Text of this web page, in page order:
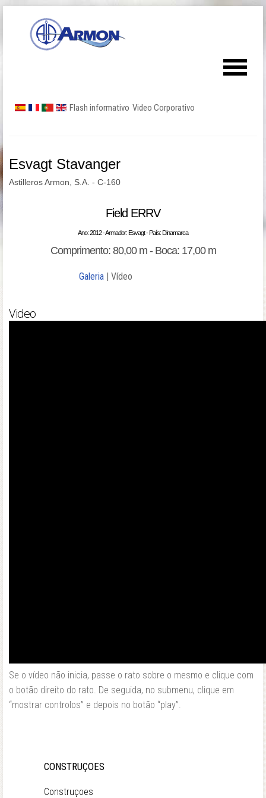
Flash informativo Video Corporativo
Esvagt Stavanger
Astilleros Armon, S.A. - C-160
Field ERRV
Ano: 2012 - Armador: Esvagt - País: Dinamarca
Comprimento: 80,00 m - Boca: 17,00 m
Galeria | Vídeo
Video
Se o vídeo não inicia, passe o rato sobre o mesmo e clique com
o botão direito do rato. De seguida, no submenu, clique em
“mostrar controlos” e depois no botão “play”.
CONSTRUÇOES
Construçoes